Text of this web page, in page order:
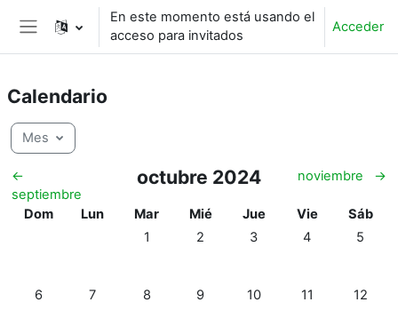
Salta al contenido principal
Panel lateral
En este momento está usando el
acceso para invitados
Acceder
Calendario
Mes
←
septiembre
octubre 2024 noviembre →
Domingo
Dom Lunes
Lun Martes
Mar Miércoles
Mié Jueves
Jue Viernes
Vie Sábado
Sáb
Sin eventos, martes, 1 octubre
1 Sin eventos, miércoles, 2 octubre
2 Sin eventos, jueves, 3
3 Sin eventos,
4 Sin
5
Sin eventos, domingo, 6 octubre
6 Sin eventos, lunes, 7 octubre
7 Sin eventos, martes, 8 octubre
8 Sin eventos, miércoles, 9 octubre
9 Sin eventos, jueves, 10
10 Sin eventos,
11 Sin
12